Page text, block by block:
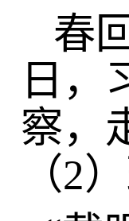
春
日，
察，
（2